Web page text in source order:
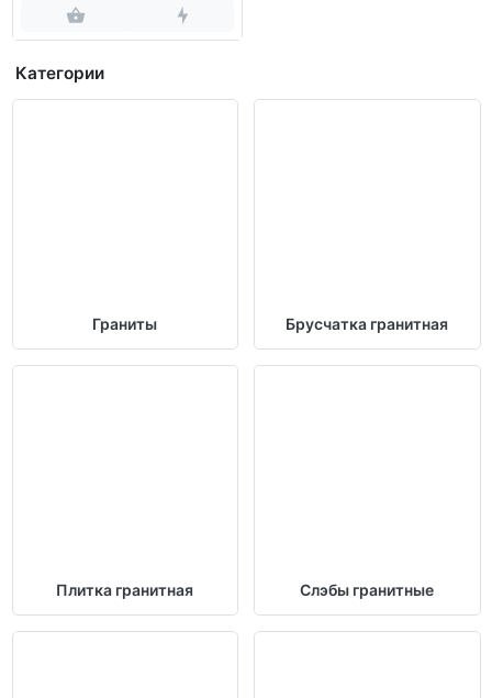
Категории
Граниты Брусчатка гранитная
Плитка гранитная Слэбы гранитные